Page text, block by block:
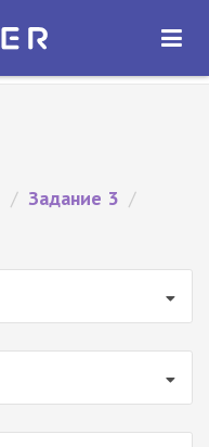
ОТКРЫТЬ
/ Задание 3 /